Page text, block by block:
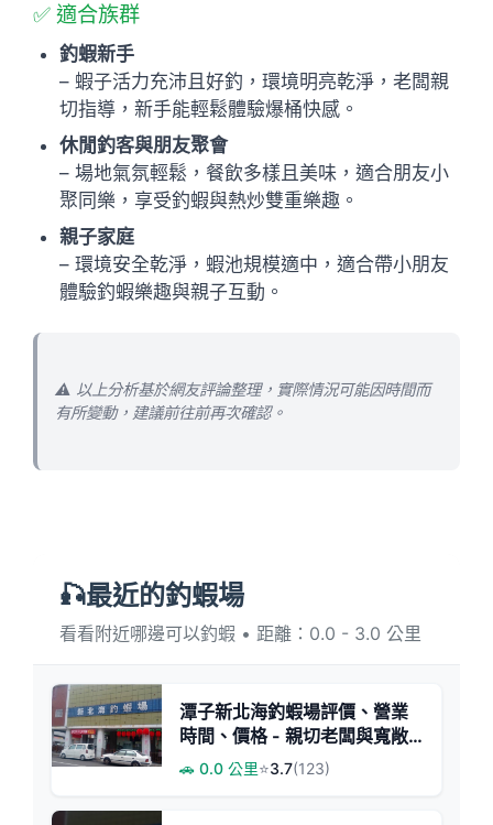
✅ 適合族群
釣蝦新手
– 蝦子活力充沛且好釣，環境明亮乾淨，老闆親
切指導，新手能輕鬆體驗爆桶快感。
休閒釣客與朋友聚會
– 場地氣氛輕鬆，餐飲多樣且美味，適合朋友小
聚同樂，享受釣蝦與熱炒雙重樂趣。
親子家庭
– 環境安全乾淨，蝦池規模適中，適合帶小朋友
體驗釣蝦樂趣與親子互動。
⚠️ 以上分析基於網友評論整理，實際情況可能因時間而
有所變動，建議前往前再次確認。
🎣最近的釣蝦場
看看附近哪邊可以釣蝦 • 距離：0.0 - 3.0 公里
潭子新北海釣蝦場評價、營業
時間、價格 - 親切老闆與寬敞
場地
🚗 0.0 公里⭐3.7(123)